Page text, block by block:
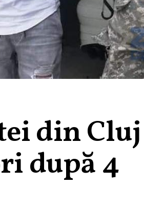
din Cluj
după 4